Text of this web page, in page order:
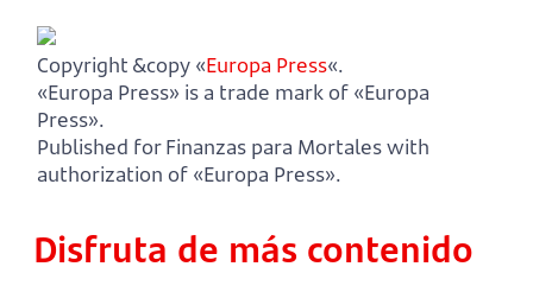
Copyright &copy «Europa Press«.
«Europa Press» is a trade mark of «Europa
Press».
Published for Finanzas para Mortales with
authorization of «Europa Press».
Disfruta de más contenido